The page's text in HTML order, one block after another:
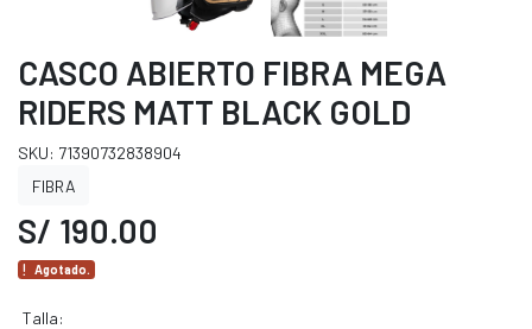
CASCO ABIERTO FIBRA MEGA
RIDERS MATT BLACK GOLD
SKU: 71390732838904
FIBRA
S/ 190.00
Agotado.
Talla: